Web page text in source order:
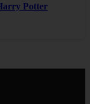
Potter